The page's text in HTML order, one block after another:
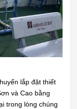
lắp đặt thiết
và Cao bằng
trong lòng chúng